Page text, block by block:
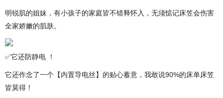
明锐肌的姐妹，有小孩子的家庭皆不错释怀入，无须惦记床笠会伤害
全家娇嫩的肌肤。
✅它还防静电 ！
它还作念了一个【内置导电丝】的贴心蓄意，我敢说90%的床单床笠
皆莫得！